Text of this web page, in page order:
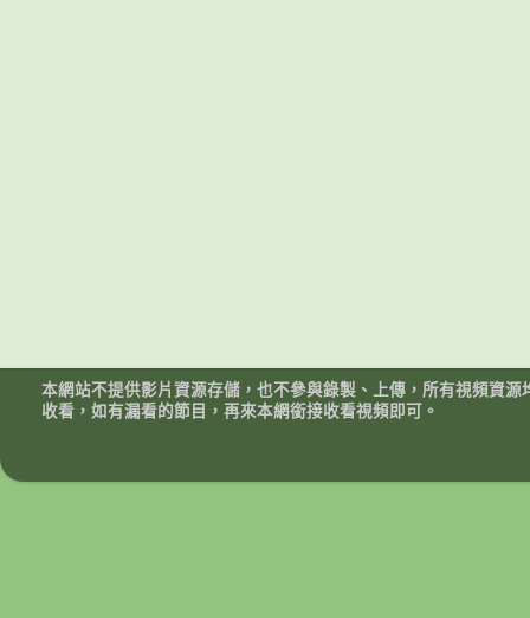
本網站不提供影片資源存儲，也不參與錄製、上傳，所有視頻資
收看，如有漏看的節目，再來本網銜接收看視頻即可。